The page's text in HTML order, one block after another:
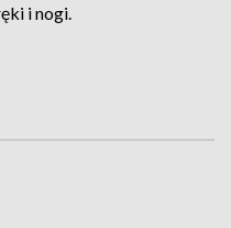
i nogi.